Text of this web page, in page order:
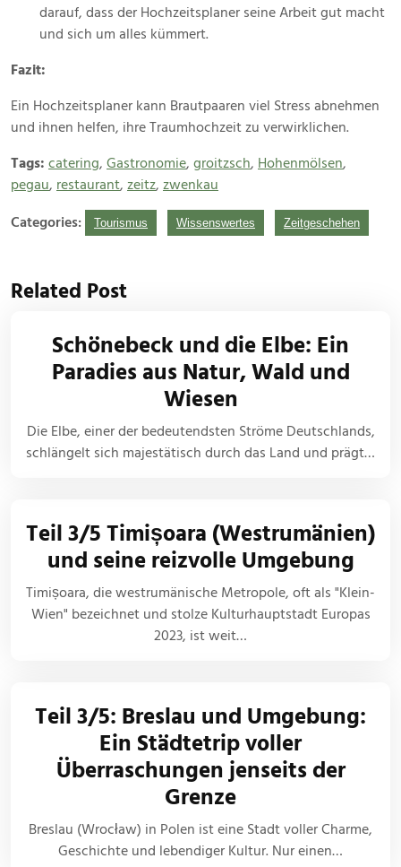
darauf, dass der Hochzeitsplaner seine Arbeit gut macht
und sich um alles kümmert.
Fazit:
Ein Hochzeitsplaner kann Brautpaaren viel Stress abnehmen
und ihnen helfen, ihre Traumhochzeit zu verwirklichen.
Tags: catering, Gastronomie, groitzsch, Hohenmölsen,
pegau, restaurant, zeitz, zwenkau
Categories:
Tourismus Wissenswertes Zeitgeschehen
Related Post
Schönebeck und die Elbe: Ein
Paradies aus Natur, Wald und
Wiesen
Die Elbe, einer der bedeutendsten Ströme Deutschlands,
schlängelt sich majestätisch durch das Land und prägt…
Teil 3/5 Timișoara (Westrumänien)
und seine reizvolle Umgebung
Timișoara, die westrumänische Metropole, oft als "Klein-
Wien" bezeichnet und stolze Kulturhauptstadt Europas
2023, ist weit…
Teil 3/5: Breslau und Umgebung:
Ein Städtetrip voller
Überraschungen jenseits der
Grenze
Breslau (Wrocław) in Polen ist eine Stadt voller Charme,
Geschichte und lebendiger Kultur. Nur einen…